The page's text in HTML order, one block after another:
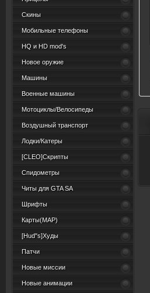
Скины
Мобильные телефоны
HQ и HD mod's
Новое оружие
Машины
Военные машины
Мотоциклы/Велосипеды
Воздушный транспорт
Лодки/Катеры
[CLEO]Скрипты
Спидометры
Читы для GTA SA
Шрифты
Карты(MAP)
[Hud"s]Худы
Патчи
Новые миссии
Новые анимации